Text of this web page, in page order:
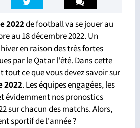
2022de football va se jouer au
au 18 décembre 2022. Un
en raison des très fortes
par le Qatar l'été. Dans cette
tout ce que vous devez savoir sur
2022. Les équipes engagées, les
évidemment nos pronostics
sur chacun des matchs. Alors,
sportif de l'année ?